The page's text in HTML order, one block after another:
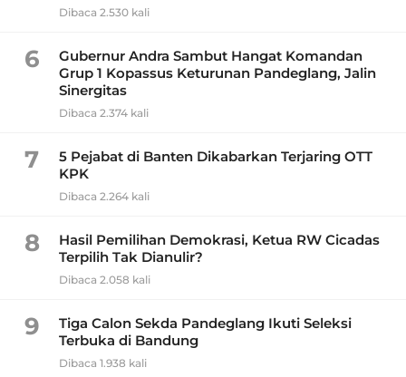
Dibaca 2.530 kali
6
Gubernur Andra Sambut Hangat Komandan
Grup 1 Kopassus Keturunan Pandeglang, Jalin
Sinergitas
Dibaca 2.374 kali
7
5 Pejabat di Banten Dikabarkan Terjaring OTT
KPK
Dibaca 2.264 kali
8
Hasil Pemilihan Demokrasi, Ketua RW Cicadas
Terpilih Tak Dianulir?
Dibaca 2.058 kali
9
Tiga Calon Sekda Pandeglang Ikuti Seleksi
Terbuka di Bandung
Dibaca 1.938 kali